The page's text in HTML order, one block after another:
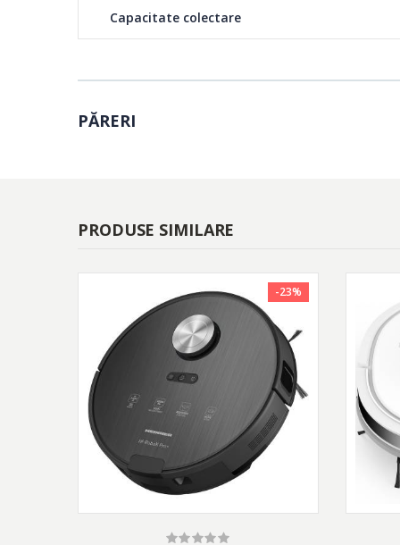
Capacitate colectare
PĂRERI
PRODUSE SIMILARE
-23%